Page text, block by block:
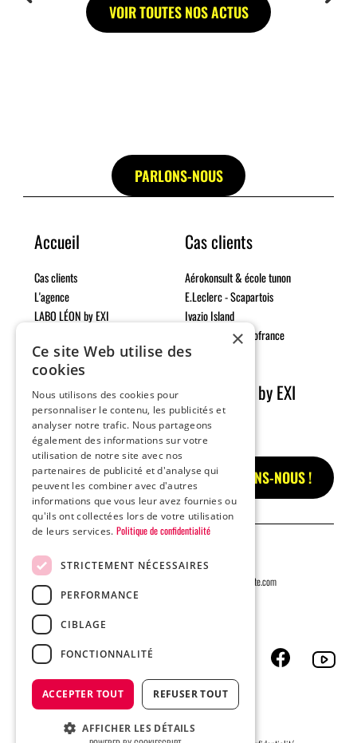
PARLONS-NOUS !
VOIR TOUTES NOS ACTUS
PARLONS-NOUS
Accueil
Cas clients
L'agence
LABO LÉON by EXI
Actus du moment
Cas clients
Aérokonsult & école tunon
E.Leclerc - Scapartois
Ivazio Island
exterrA par Domofrance
L’agence
Notre vision
Chiffres clés
Notre équipe
Nous contacter
LABO LÉON by EXI
Mail
contact@exipublicite.com
Adresse
Tassigny
33200 Bordeaux
×
Ce site Web utilise des
cookies
Nous utilisons des cookies pour
personnaliser le contenu, les publicités et
analyser notre trafic. Nous partageons
également des informations sur votre
utilisation de notre site avec nos
partenaires de publicité et d'analyse qui
peuvent les combiner avec d'autres
informations que vous leur avez fournies ou
qu'ils ont collectées lors de votre utilisation
de leurs services. Politique de confidentialité
STRICTEMENT NÉCESSAIRES
PERFORMANCE
CIBLAGE
FONCTIONNALITÉ
ACCEPTER TOUT REFUSER TOUT
AFFICHER LES DÉTAILS